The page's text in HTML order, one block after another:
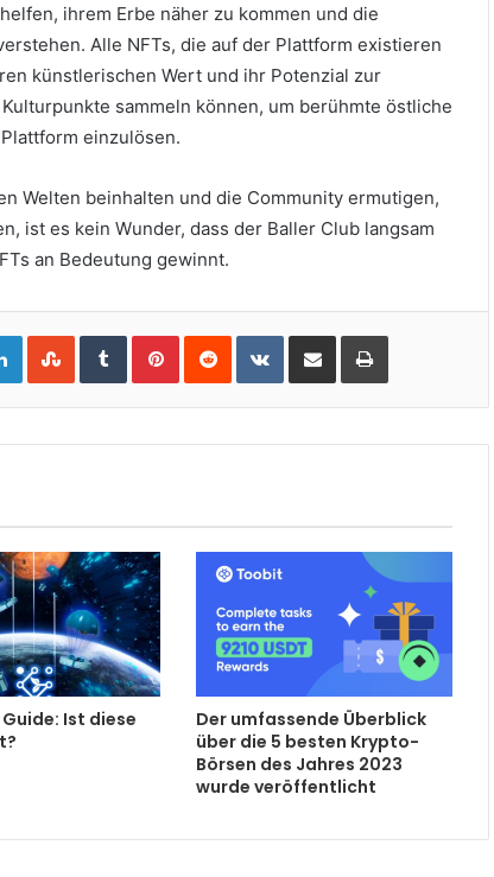
ihrem Erbe näher zu kommen und die
Alle NFTs, die auf der Plattform existieren
künstlerischen Wert und ihr Potenzial zur
sammeln können, um berühmte östliche
einzulösen.
Welten beinhalten und die Community ermutigen,
ist es kein Wunder, dass der Baller Club langsam
an Bedeutung gewinnt.
LinkedInStumbleUpon
TumblrPinterestReddit VKontakte
Share via Email Print
Guide: Ist diese
Der umfassende Überblick
über die 5 besten Krypto-
Börsen des Jahres 2023
wurde veröffentlicht